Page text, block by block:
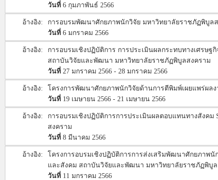
วันที่ 6 กุมภาพันธ์ 2566
อ้างอิง:
การอบรมพัฒนาศักยภาพนักวิจัย มหาวิทยาลัยราชภัฏพิบูลส
วันที่ 6 มกราคม 2566
อ้างอิง:
การอบรมเชิงปฏิบัติการ การประเมินผลกระทบทางเศรษฐกิ
สถาบันวิจัยและพัฒนา มหาวิทยาลัยราชภัฏพิบูลสงคราม
วันที่ 27 มกราคม 2566 - 28 มกราคม 2566
อ้างอิง:
โครงการพัฒนาศักยภาพนักวิจัยด้านการตีพิมพ์เผยแพร่ผล
วันที่ 19 เมษายน 2566 - 21 เมษายน 2566
อ้างอิง:
การอบรมเชิงปฏิบัติการการประเมินผลตอบแทนทางสังคม
สงคราม
วันที่ 8 มีนาคม 2566
อ้างอิง:
โครงการอบรมเชิงปฏิบัติการการส่งเสริมพัฒนาศักยภาพ
และสังคม สถาบันวิจัยและพัฒนา มหาวิทยาลัยราชภัฏพิบู
วันที่ 11 มกราคม 2566